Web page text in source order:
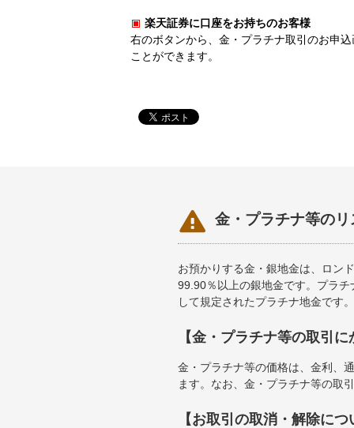
楽天証券に口座をお持ちのお客様
右のボタンから、金・プラチナ取引のお申
ことができます。
 金・プラチナ等の
お預かりする金・銀地金は、ロン
99.90％以上の銀地金です。プラ
して規定されたプラチナ地金です。
【金・プラチナ等の取引
金・プラチナ等の価格は、金利、
ます。なお、金・プラチナ等の取
【お取引の取消・解除につ